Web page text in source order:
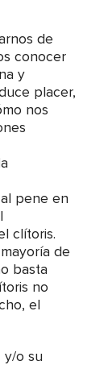
de
conocer
y
placer,
nos
pene en
clítoris.
de
basta
no
el
y/o su